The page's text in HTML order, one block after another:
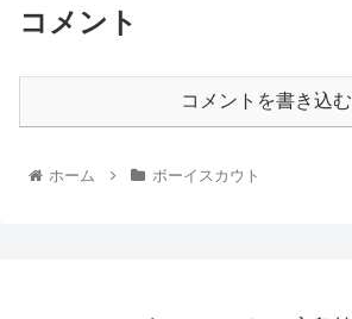
コメント
コメントを書き込む
ホーム ボーイスカウト